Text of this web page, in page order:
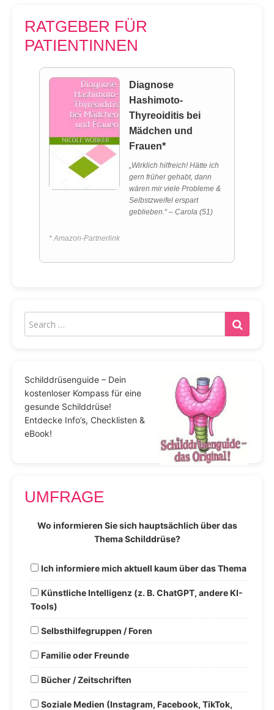
RATGEBER FÜR
PATIENTINNEN
Diagnose
Hashimoto-
Thyreoiditis bei
Mädchen und
Frauen*
„Wirklich hilfreich! Hätte ich
gern früher gehabt, dann
wären mir viele Probleme &
Selbstzweifel erspart
geblieben.“ – Carola (51)
* Amazon-Partnerlink
Schilddrüsenguide – Dein
kostenloser Kompass für eine
gesunde Schilddrüse!
Entdecke Info’s, Checklisten &
eBook!
UMFRAGE
Wo informieren Sie sich hauptsächlich über das
Thema Schilddrüse?
Ich informiere mich aktuell kaum über das Thema
Künstliche Intelligenz (z. B. ChatGPT, andere KI-
Tools)
Selbsthilfegruppen / Foren
Familie oder Freunde
Bücher / Zeitschriften
Soziale Medien (Instagram, Facebook, TikTok,